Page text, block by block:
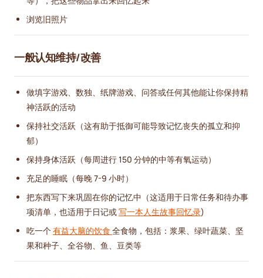
浏览旧照片
一般认知维持/改善
做填字游戏、数独、纸牌游戏、问答或任何其他能让你保持精
神活跃的活动
保持社交活跃（这有助于抵御可能导致记忆丧失的孤立和抑
郁）
保持身体活跃（每周进行 150 分钟的中等有氧运动）
充足的睡眠（每晚 7-9 小时）
把东西写下来巩固在你的记忆中（这适用于日常任务和待办事
项清单，也适用于日记或写一本人生故事回忆录)
吃一个有益大脑的饮食 全食物，包括：浆果、绿叶蔬菜、坚
果和种子、全谷物、鱼、豆类等